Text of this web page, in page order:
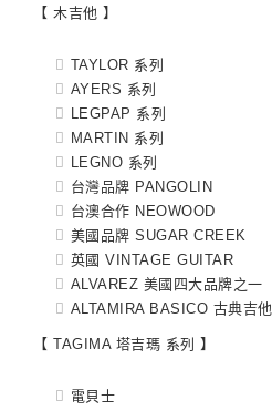
【 木吉他 】
TAYLOR 系列
AYERS 系列
LEGPAP 系列
MARTIN 系列
LEGNO 系列
台灣品牌 PANGOLIN
台澳合作 NEOWOOD
美國品牌 SUGAR CREEK
英國 VINTAGE GUITAR
ALVAREZ 美國四大品牌之一
ALTAMIRA BASICO 古典吉他
【 TAGIMA 塔吉瑪 系列 】
電貝士